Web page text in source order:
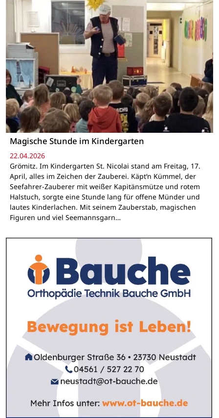
Magische Stunde im Kindergarten
22.04.2026
Grömitz. Im Kindergarten St. Nicolai stand am Freitag, 17.
April, alles im Zeichen der Zauberei. Käpt‘n Kümmel, der
Seefahrer-Zauberer mit weißer Kapitänsmütze und rotem
Halstuch, sorgte eine Stunde lang für offene Münder und
lautes Kinderlachen. Mit seinem Zauberstab, magischen
Figuren und viel Seemannsgarn…